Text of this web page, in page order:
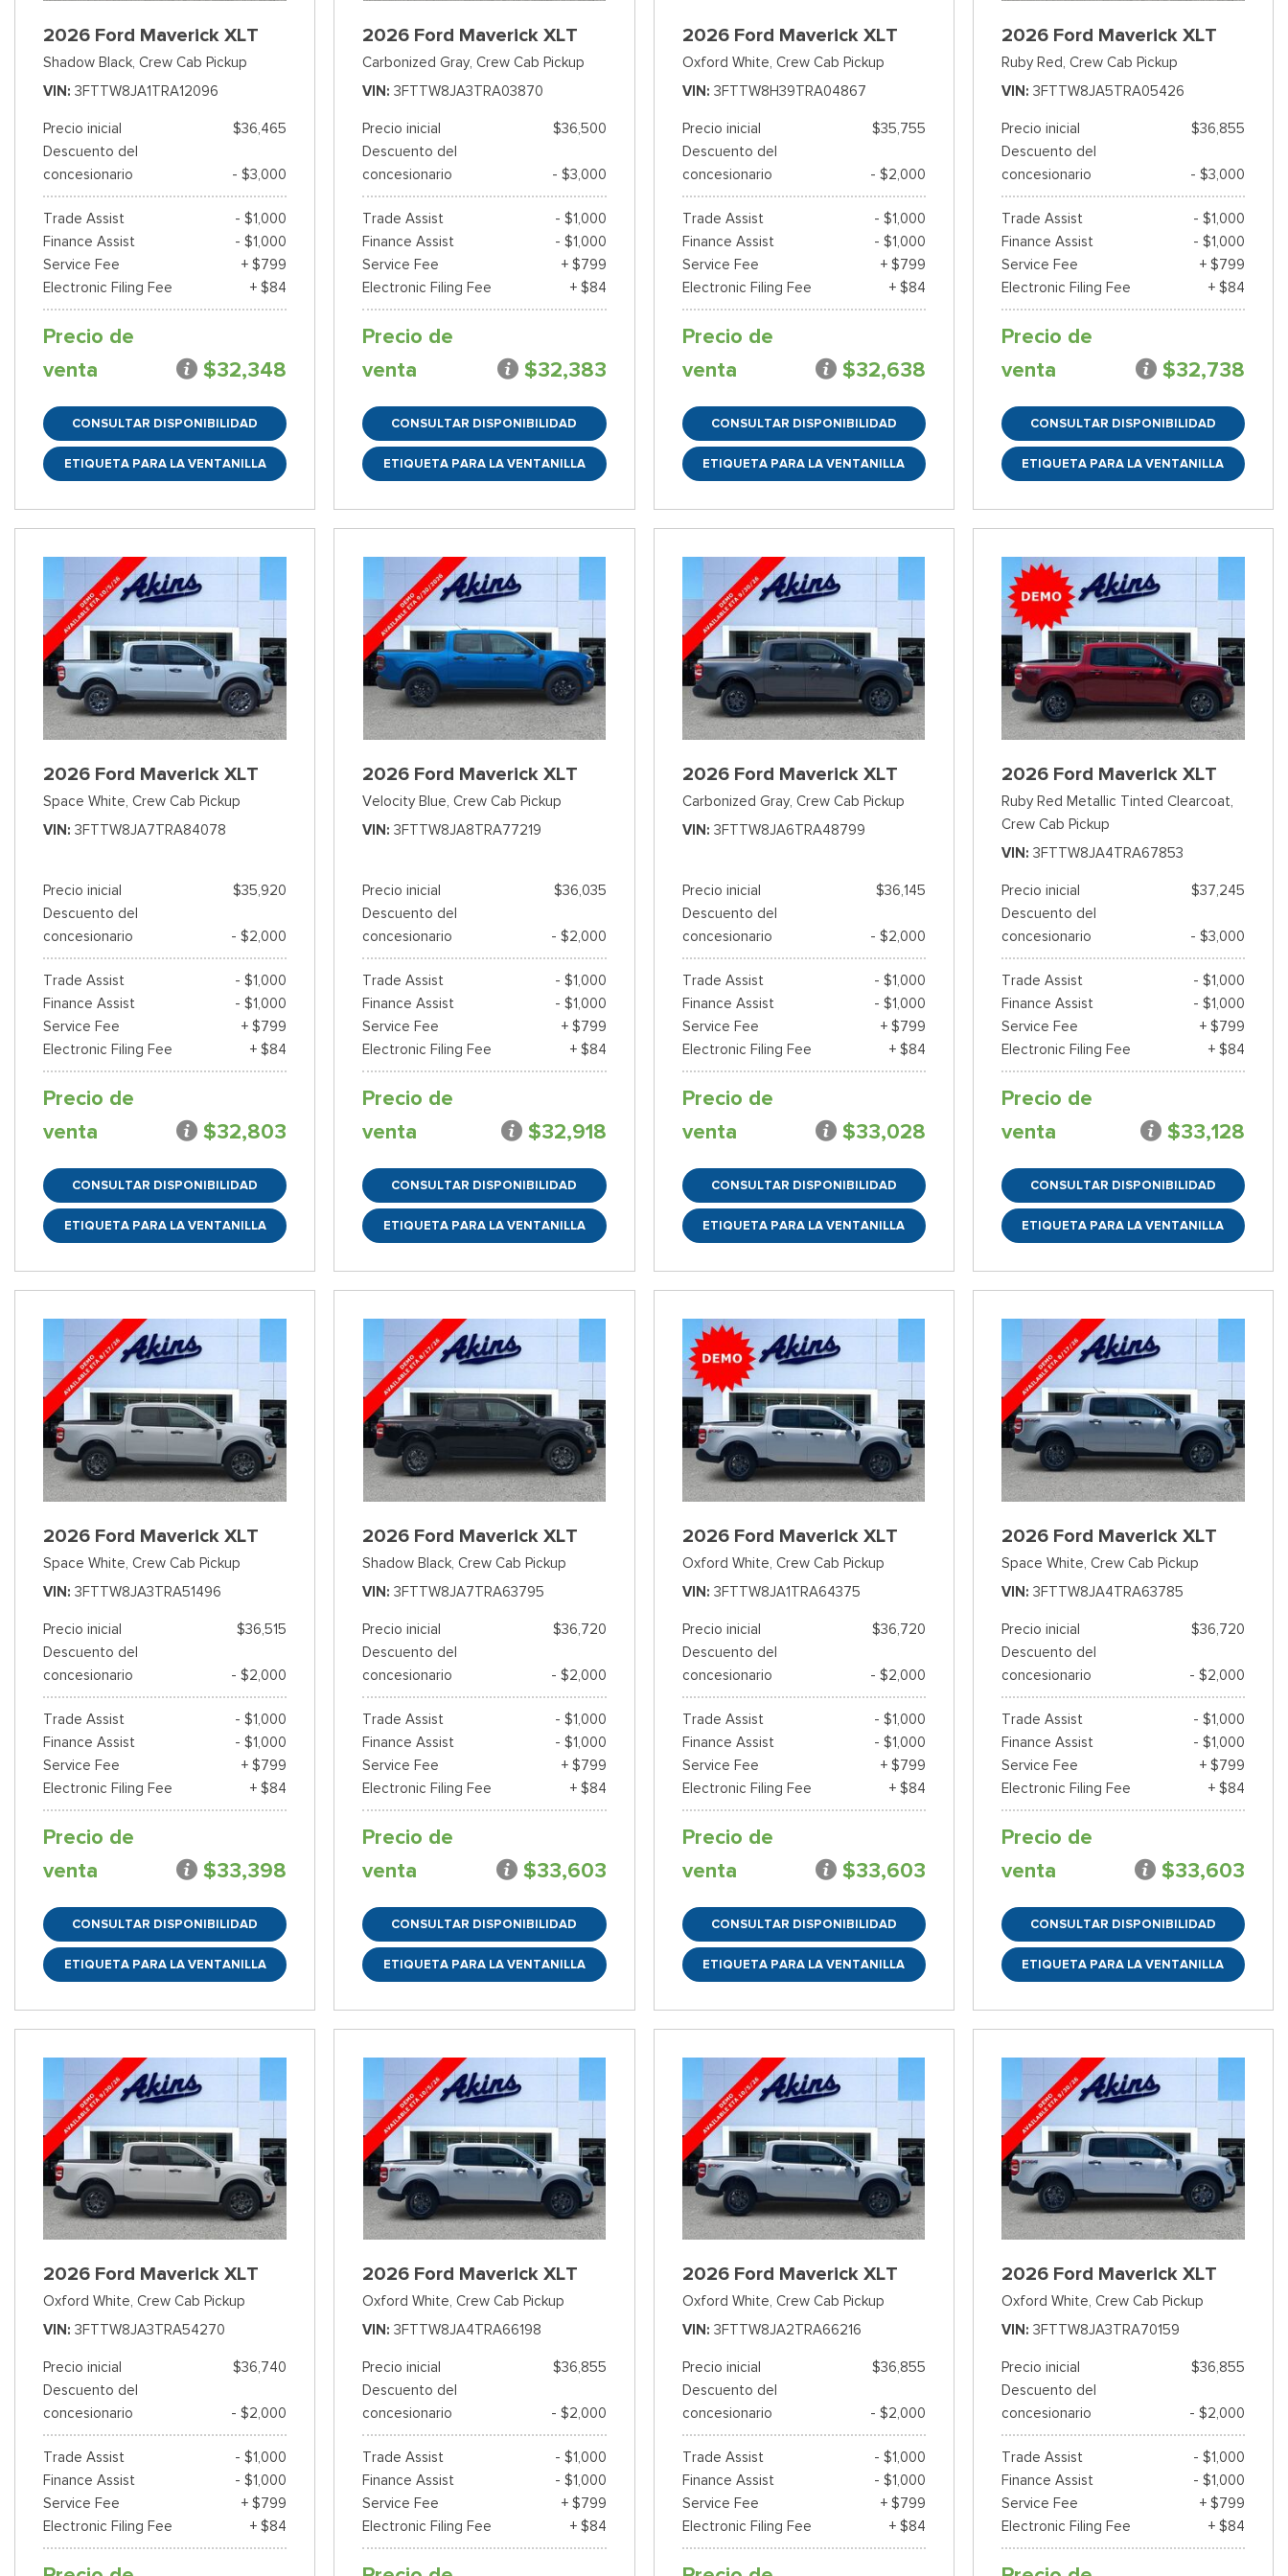
2026 Ford Maverick XLT
Shadow Black, Crew Cab Pickup
VIN
3FTTW8JA1TRA12096
Precio inicial
$36,465
Descuento del
concesionario
- $3,000
Trade Assist
- $1,000
Finance Assist
- $1,000
Service Fee
+ $799
Electronic Filing Fee
+ $84
Precio de
venta
$32,348
CONSULTAR DISPONIBILIDAD
ETIQUETA PARA LA VENTANILLA
2026 Ford Maverick XLT
Carbonized Gray, Crew Cab Pickup
VIN
3FTTW8JA3TRA03870
Precio inicial
$36,500
Descuento del
concesionario
- $3,000
Trade Assist
- $1,000
Finance Assist
- $1,000
Service Fee
+ $799
Electronic Filing Fee
+ $84
Precio de
venta
$32,383
CONSULTAR DISPONIBILIDAD
ETIQUETA PARA LA VENTANILLA
2026 Ford Maverick XLT
Oxford White, Crew Cab Pickup
VIN
3FTTW8H39TRA04867
Precio inicial
$35,755
Descuento del
concesionario
- $2,000
Trade Assist
- $1,000
Finance Assist
- $1,000
Service Fee
+ $799
Electronic Filing Fee
+ $84
Precio de
venta
$32,638
CONSULTAR DISPONIBILIDAD
ETIQUETA PARA LA VENTANILLA
2026 Ford Maverick XLT
Ruby Red, Crew Cab Pickup
VIN
3FTTW8JA5TRA05426
Precio inicial
$36,855
Descuento del
concesionario
- $3,000
Trade Assist
- $1,000
Finance Assist
- $1,000
Service Fee
+ $799
Electronic Filing Fee
+ $84
Precio de
venta
$32,738
CONSULTAR DISPONIBILIDAD
ETIQUETA PARA LA VENTANILLA
2026 Ford Maverick XLT
Space White, Crew Cab Pickup
VIN 3FTTW8JA7TRA84078
Precio inicial
$35,920
Descuento del
concesionario
- $2,000
Trade Assist
- $1,000
Finance Assist
- $1,000
Service Fee
+ $799
Electronic Filing Fee
+ $84
Precio de
venta
$32,803
CONSULTAR DISPONIBILIDAD
ETIQUETA PARA LA VENTANILLA
2026 Ford Maverick XLT
Velocity Blue, Crew Cab Pickup
VIN 3FTTW8JA8TRA77219
Precio inicial
$36,035
Descuento del
concesionario
- $2,000
Trade Assist
- $1,000
Finance Assist
- $1,000
Service Fee
+ $799
Electronic Filing Fee
+ $84
Precio de
venta
$32,918
CONSULTAR DISPONIBILIDAD
ETIQUETA PARA LA VENTANILLA
2026 Ford Maverick XLT
Carbonized Gray, Crew Cab Pickup
VIN 3FTTW8JA6TRA48799
Precio inicial
$36,145
Descuento del
concesionario
- $2,000
Trade Assist
- $1,000
Finance Assist
- $1,000
Service Fee
+ $799
Electronic Filing Fee
+ $84
Precio de
venta
$33,028
CONSULTAR DISPONIBILIDAD
ETIQUETA PARA LA VENTANILLA
2026 Ford Maverick XLT
Ruby Red Metallic Tinted Clearcoat,
Crew Cab Pickup
VIN 3FTTW8JA4TRA67853
Precio inicial
$37,245
Descuento del
concesionario
- $3,000
Trade Assist
- $1,000
Finance Assist
- $1,000
Service Fee
+ $799
Electronic Filing Fee
+ $84
Precio de
venta
$33,128
CONSULTAR DISPONIBILIDAD
ETIQUETA PARA LA VENTANILLA
2026 Ford Maverick XLT
Space White, Crew Cab Pickup
VIN 3FTTW8JA3TRA51496
Precio inicial
$36,515
Descuento del
concesionario
- $2,000
Trade Assist
- $1,000
Finance Assist
- $1,000
Service Fee
+ $799
Electronic Filing Fee
+ $84
Precio de
venta
$33,398
CONSULTAR DISPONIBILIDAD
ETIQUETA PARA LA VENTANILLA
2026 Ford Maverick XLT
Shadow Black, Crew Cab Pickup
VIN 3FTTW8JA7TRA63795
Precio inicial
$36,720
Descuento del
concesionario
- $2,000
Trade Assist
- $1,000
Finance Assist
- $1,000
Service Fee
+ $799
Electronic Filing Fee
+ $84
Precio de
venta
$33,603
CONSULTAR DISPONIBILIDAD
ETIQUETA PARA LA VENTANILLA
2026 Ford Maverick XLT
Oxford White, Crew Cab Pickup
VIN 3FTTW8JA1TRA64375
Precio inicial
$36,720
Descuento del
concesionario
- $2,000
Trade Assist
- $1,000
Finance Assist
- $1,000
Service Fee
+ $799
Electronic Filing Fee
+ $84
Precio de
venta
$33,603
CONSULTAR DISPONIBILIDAD
ETIQUETA PARA LA VENTANILLA
2026 Ford Maverick XLT
Space White, Crew Cab Pickup
VIN 3FTTW8JA4TRA63785
Precio inicial
$36,720
Descuento del
concesionario
- $2,000
Trade Assist
- $1,000
Finance Assist
- $1,000
Service Fee
+ $799
Electronic Filing Fee
+ $84
Precio de
venta
$33,603
CONSULTAR DISPONIBILIDAD
ETIQUETA PARA LA VENTANILLA
2026 Ford Maverick XLT
Oxford White, Crew Cab Pickup
VIN
3FTTW8JA3TRA54270
Precio inicial
$36,740
Descuento del
concesionario
- $2,000
Trade Assist
- $1,000
Finance Assist
- $1,000
Service Fee
+ $799
Electronic Filing Fee
+ $84
2026 Ford Maverick XLT
Oxford White, Crew Cab Pickup
VIN
3FTTW8JA4TRA66198
Precio inicial
$36,855
Descuento del
concesionario
- $2,000
Trade Assist
- $1,000
Finance Assist
- $1,000
Service Fee
+ $799
Electronic Filing Fee
+ $84
2026 Ford Maverick XLT
Oxford White, Crew Cab Pickup
VIN
3FTTW8JA2TRA66216
Precio inicial
$36,855
Descuento del
concesionario
- $2,000
Trade Assist
- $1,000
Finance Assist
- $1,000
Service Fee
+ $799
Electronic Filing Fee
+ $84
2026 Ford Maverick XLT
Oxford White, Crew Cab Pickup
VIN
3FTTW8JA3TRA70159
Precio inicial
$36,855
Descuento del
concesionario
- $2,000
Trade Assist
- $1,000
Finance Assist
- $1,000
Service Fee
+ $799
Electronic Filing Fee
+ $84